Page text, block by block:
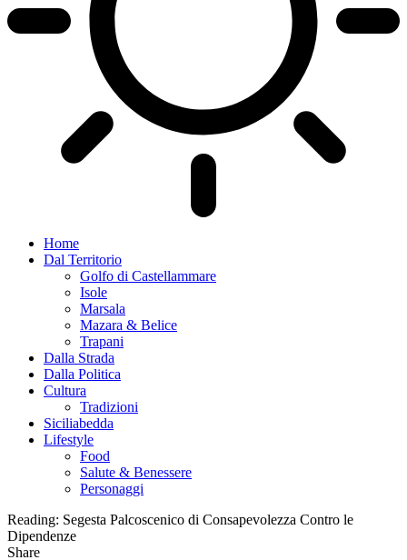
Home
Dal Territorio
Golfo di Castellammare
Isole
Marsala
Mazara & Belice
Trapani
Dalla Strada
Dalla Politica
Cultura
Tradizioni
Siciliabedda
Lifestyle
Food
Salute & Benessere
Personaggi
Reading: Segesta Palcoscenico di Consapevolezza Contro le
Dipendenze
Share